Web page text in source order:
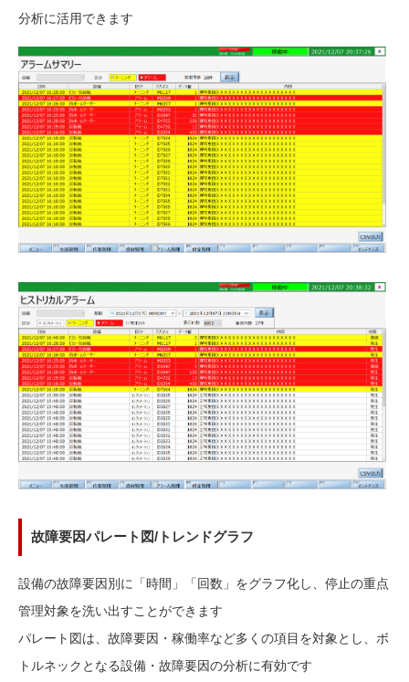
分析に活用できます
故障要因パレート図/トレンドグラフ
設備の故障要因別に「時間」「回数」をグラフ化し、停止の重点
管理対象を洗い出すことができます
パレート図は、故障要因・稼働率など多くの項目を対象とし、ボ
トルネックとなる設備・故障要因の分析に有効です